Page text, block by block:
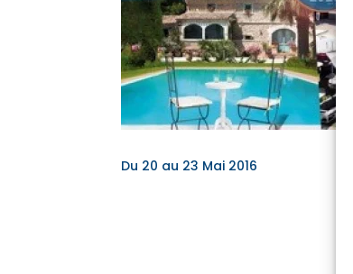
Du 20 au 23 Mai 2016